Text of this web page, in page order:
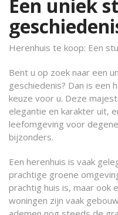
Een uniek
Herenhuis te koop: Een
Bent u op zoek naar een
geschiedenis? Dan is een
keuze voor u. Deze
elegantie en karakter uit,
leefomgeving voor
bijzonders.
Een herenhuis is vaak
prachtige groene
prachtig huis is, maar ook
woningen zijn vaak